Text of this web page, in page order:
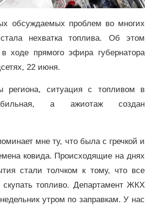
обсуждаемых проблем во многих
нехватка топлива. Об этом
ходе прямого эфира губернатора
22 июня.
региона, ситуация с топливом в
а ажиотаж создан
мне ту, что была с гречкой и
ковида. Происходящие на днях
стали толчком к тому, что все
скупать топливо. Департамент ЖКХ
утром по заправкам. У нас